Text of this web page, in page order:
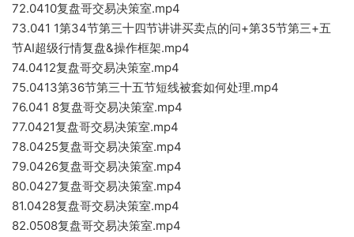
72.0410复盘哥交易决策室.mp4
73.041 1第34节第三十四节讲讲买卖点的问+第35节第三+五
节AI超级行情复盘&操作框架.mp4
74.0412复盘哥交易决策室.mp4
75.0413第36节第三十五节短线被套如何处理.mp4
76.041 8复盘哥交易决策室.mp4
77.0421复盘哥交易决策室.mp4
78.0425复盘哥交易决策室.mp4
79.0426复盘哥交易决策室.mp4
80.0427复盘哥交易决策室.mp4
81.0428复盘哥交易决策室.mp4
82.0508复盘哥交易决策室.mp4